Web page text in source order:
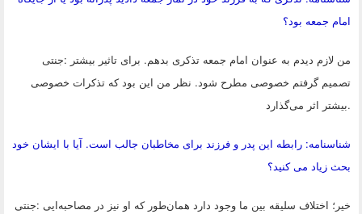
امام جمعه بود؟
جنتی: من لازم دیدم به عنوان امام جمعه تذکری بدهم. برای تاثیر بیشتر
تصمیم گرفتم خصوصی مطرح شود. نظر من این بود که تذکرات خصوصی
بیشتر اثر می‌گذارد.
شناسنامه: رابطه این پدر و فرزند برای مخاطبان جالب است. آیا با ایشان خود
بحث زیاد می کنید؟
جنتی: خیر؛ اختلاف سلیقه بین ما وجود دارد همان‌طور که او نیز در مصاحبه‌ایی